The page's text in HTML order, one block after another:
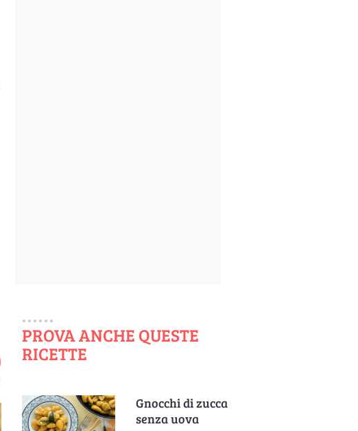
PROVA ANCHE QUESTE
RICETTE
Gnocchi di zucca
senza uova